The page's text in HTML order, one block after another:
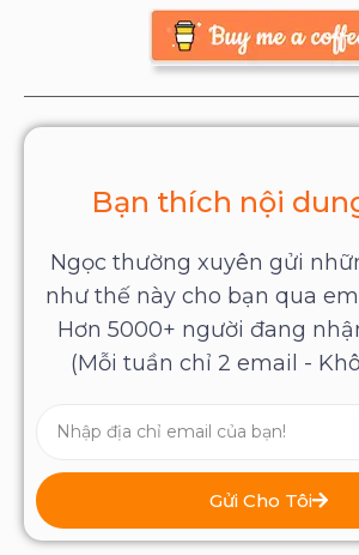
Bạn thích nội
Ngọc thường xuyên gửi
như thế này cho bạn qua
Hơn 5000+ người đang
(Mỗi tuần chỉ 2 email -
Gửi Cho Tôi